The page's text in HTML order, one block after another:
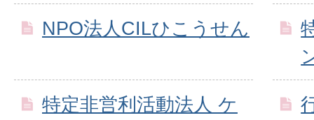
NPO法人CILひこうせん
特定非営利活動法人 ケ